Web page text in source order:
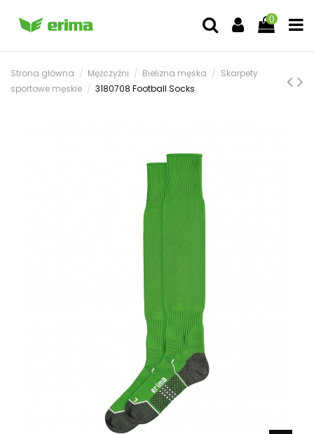
0
Strona główna Mężczyźni Bielizna męska
Skarpety
sportowe męskie
3180708 Football Socks